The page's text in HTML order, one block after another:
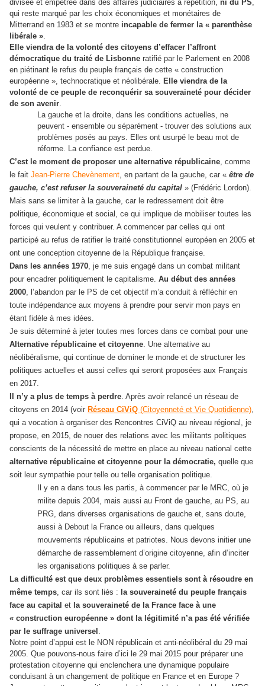
divisée et empêtrée dans des affaires judiciaires à répétition, ni du PS,
qui reste marqué par les choix économiques et monétaires de
Mitterrand en 1983 et se montre incapable de fermer la « parenthèse
libérale ».
Elle viendra de la volonté des citoyens d’effacer l’affront
démocratique du traité de Lisbonne ratifié par le Parlement en 2008
en piétinant le refus du peuple français de cette « construction
européenne », technocratique et néolibérale. Elle viendra de la
volonté de ce peuple de reconquérir sa souveraineté pour décider
de son avenir.
La gauche et la droite, dans les conditions actuelles, ne
peuvent - ensemble ou séparément - trouver des solutions aux
problèmes posés au pays. Elles ont usurpé le beau mot de
réforme. La confiance est perdue.
C’est le moment de proposer une alternative républicaine, comme
le fait Jean-Pierre Chevènement, en partant de la gauche, car « être de
gauche, c’est refuser la souveraineté du capital » (Frédéric Lordon).
Mais sans se limiter à la gauche, car le redressement doit être
politique, économique et social, ce qui implique de mobiliser toutes les
forces qui veulent y contribuer. A commencer par celles qui ont
participé au refus de ratifier le traité constitutionnel européen en 2005 et
ont une conception citoyenne de la République française.
Dans les années 1970, je me suis engagé dans un combat militant
pour encadrer politiquement le capitalisme. Au début des années
2000, l’abandon par le PS de cet objectif m’a conduit à réfléchir en
toute indépendance aux moyens à prendre pour servir mon pays en
étant fidèle à mes idées.
Je suis déterminé à jeter toutes mes forces dans ce combat pour une
Alternative républicaine et citoyenne. Une alternative au
néolibéralisme, qui continue de dominer le monde et de structurer les
politiques actuelles et aussi celles qui seront proposées aux Français
en 2017.
Il n’y a plus de temps à perdre. Après avoir relancé un réseau de
citoyens en 2014 (voir Réseau CiViQ (Citoyenneté et Vie Quotidienne),
qui a vocation à organiser des Rencontres CiViQ au niveau régional, je
propose, en 2015, de nouer des relations avec les militants politiques
conscients de la nécessité de mettre en place au niveau national cette
alternative républicaine et citoyenne pour la démocratie, quelle que
soit leur sympathie pour telle ou telle organisation politique.
Il y en a dans tous les partis, à commencer par le MRC, où je
milite depuis 2004, mais aussi au Front de gauche, au PS, au
PRG, dans diverses organisations de gauche et, sans doute,
aussi à Debout la France ou ailleurs, dans quelques
mouvements républicains et patriotes. Nous devons initier une
démarche de rassemblement d’origine citoyenne, afin d’inciter
les organisations politiques à se parler.
La difficulté est que deux problèmes essentiels sont à résoudre en
même temps, car ils sont liés : la souveraineté du peuple français
face au capital et la souveraineté de la France face à une
« construction européenne » dont la légitimité n’a pas été vérifiée
par le suffrage universel .
Notre point d’appui est le NON républicain et anti-néolibéral du 29 mai
2005. Que pouvons-nous faire d’ici le 29 mai 2015 pour préparer une
protestation citoyenne qui enclenchera une dynamique populaire
conduisant à un changement de politique en France et en Europe ?